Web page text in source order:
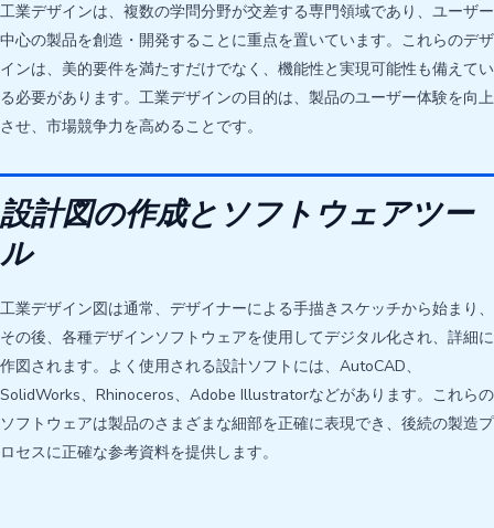
工業デザインは、複数の学問分野が交差する専門領域であり、ユーザー
中心の製品を創造・開発することに重点を置いています。これらのデザ
インは、美的要件を満たすだけでなく、機能性と実現可能性も備えてい
る必要があります。工業デザインの目的は、製品のユーザー体験を向上
させ、市場競争力を高めることです。
設計図の作成とソフトウェアツー
ル
工業デザイン図は通常、デザイナーによる手描きスケッチから始まり、
その後、各種デザインソフトウェアを使用してデジタル化され、詳細に
作図されます。よく使用される設計ソフトには、AutoCAD、
SolidWorks、Rhinoceros、Adobe Illustratorなどがあります。これらの
ソフトウェアは製品のさまざまな細部を正確に表現でき、後続の製造プ
ロセスに正確な参考資料を提供します。